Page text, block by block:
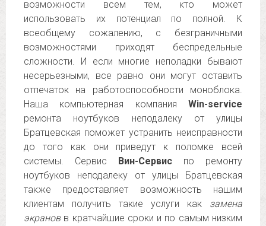
возможности всем тем, кто может
использовать их потенциал по полной. К
всеобщему сожалению, с безграничными
возможностями приходят беспредельные
сложности. И если многие неполадки бывают
несерьезными, все равно они могут оставить
отпечаток на работоспособности моноблока.
Наша компьютерная компания Win-service
ремонта ноутбуков неподалеку от улицы
Братцевская поможет устранить неисправности
до того как они приведут к поломке всей
системы. Сервис Вин-Сервис по ремонту
ноутбуков неподалеку от улицы Братцевская
также предоставляет возможность нашим
клиентам получить такие услуги как замена
экрановв кратчайшие сроки и по самым низким